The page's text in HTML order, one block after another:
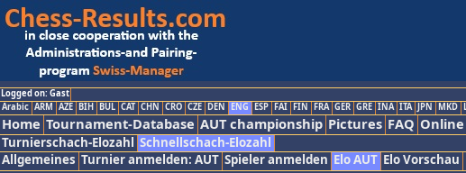
Logged on: Gast
Arabic ARM AZE BIH BUL CAT CHN CRO CZE DEN ENG ESP FAI FIN FRA GER GRE INA ITA JPN MKD
Home Tournament-Database AUT championship Pictures FAQ
Turnierschach-Elozahl Schnellschach-Elozahl
Allgemeines Turnier anmelden: AUT Spieler anmelden Elo AUT Elo Vorschau